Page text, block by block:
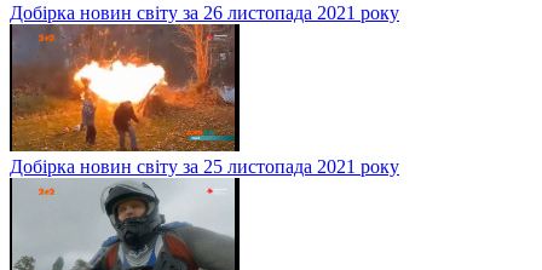
Добірка новин світу за 26 листопада 2021 року
Добірка новин світу за 25 листопада 2021 року